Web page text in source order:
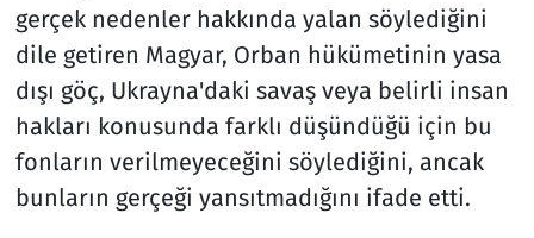
gerçek nedenler hakkında yalan söylediğini
dile getiren Magyar, Orban hükümetinin yasa
dışı göç, Ukrayna'daki savaş veya belirli insan
hakları konusunda farklı düşündüğü için bu
fonların verilmeyeceğini söylediğini, ancak
bunların gerçeği yansıtmadığını ifade etti.